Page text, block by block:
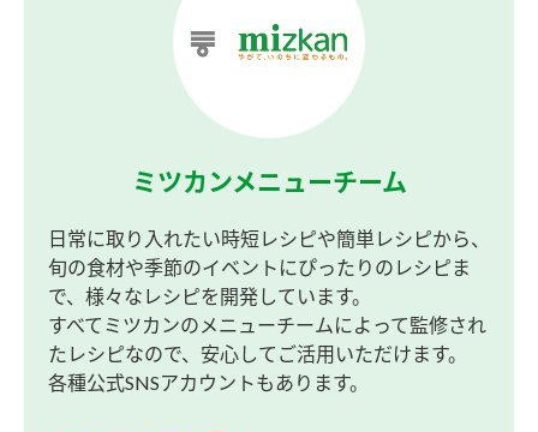
ミツカンメニューチーム
日常に取り入れたい時短レシピや簡単レシピから、
旬の食材や季節のイベントにぴったりのレシピま
で、様々なレシピを開発しています。
すべてミツカンのメニューチームによって監修され
たレシピなので、安心してご活用いただけます。
各種公式SNSアカウントもあります。